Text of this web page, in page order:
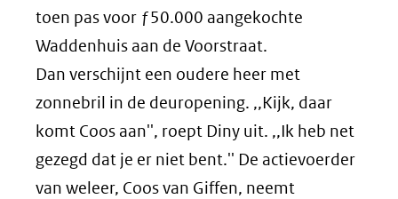
toen pas voor ƒ50.000 aangekochte
Waddenhuis aan de Voorstraat.
Dan verschijnt een oudere heer met
zonnebril in de deuropening. ,,Kijk, daar
komt Coos aan'', roept Diny uit. ,,Ik heb net
gezegd dat je er niet bent.'' De actievoerder
van weleer, Coos van Giffen, neemt